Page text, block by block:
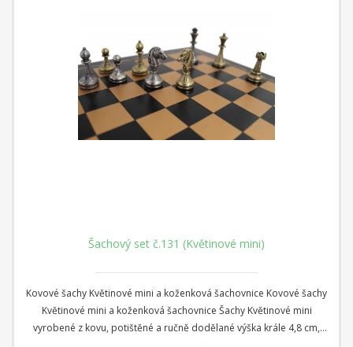
Šachový set č.131 (Květinové mini)
Kovové šachy Květinové mini a koženková šachovnice Kovové šachy
Květinové mini a koženková šachovnice Šachy Květinové mini
vyrobené z kovu, potištěné a ručně dodělané výška krále 4,8 cm,